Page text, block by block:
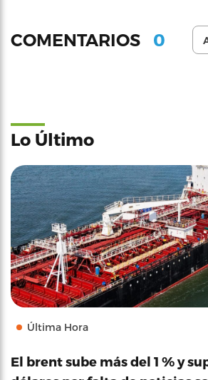
COMENTARIOS 0
Lo Último
Última Hora
El brent sube más del 1 % y